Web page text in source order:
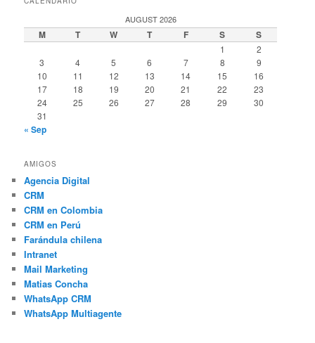
AUGUST 2026
M T W T F S S
1
2
3
4 5 6 7 8
9
10
11 12 13 14 15
16
17
18 19 20 21 22
23
24
25 26 27 28 29
30
31
« Sep
AMIGOS
Agencia Digital
CRM
CRM en Colombia
CRM en Perú
Farándula chilena
Intranet
Mail Marketing
Matias Concha
WhatsApp CRM
WhatsApp Multiagente